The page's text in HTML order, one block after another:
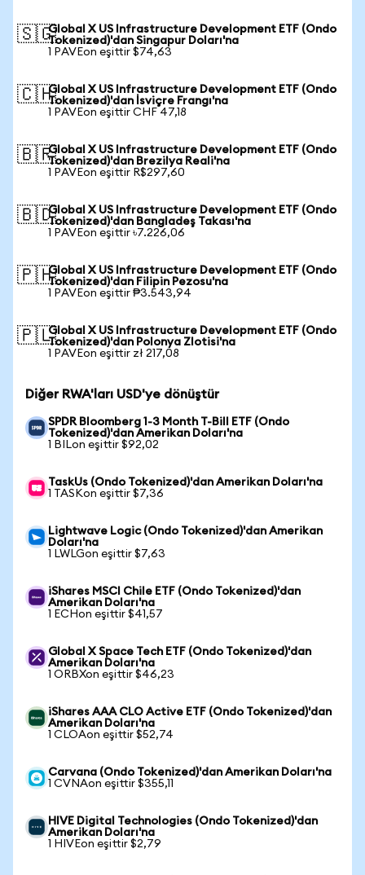
🇸🇬Global X US Infrastructure Development ETF (Ondo
Tokenized)'dan Singapur Doları'na
1 PAVEon eşittir $74,63
🇨🇭Global X US Infrastructure Development ETF (Ondo
Tokenized)'dan İsviçre Frangı'na
1 PAVEon eşittir CHF 47,18
🇧🇷Global X US Infrastructure Development ETF (Ondo
Tokenized)'dan Brezilya Reali'na
1 PAVEon eşittir R$297,60
🇧🇩Global X US Infrastructure Development ETF (Ondo
Tokenized)'dan Bangladeş Takası'na
1 PAVEon eşittir ৳7.226,06
🇵🇭Global X US Infrastructure Development ETF (Ondo
Tokenized)'dan Filipin Pezosu'na
1 PAVEon eşittir ₱3.543,94
🇵🇱Global X US Infrastructure Development ETF (Ondo
Tokenized)'dan Polonya Zlotisi'na
1 PAVEon eşittir zł 217,08
Diğer RWA'ları USD'ye dönüştür
SPDR Bloomberg 1-3 Month T-Bill ETF (Ondo
Tokenized)'dan Amerikan Doları'na
1 BILon eşittir $92,02
TaskUs (Ondo Tokenized)'dan Amerikan Doları'na
1 TASKon eşittir $7,36
Lightwave Logic (Ondo Tokenized)'dan Amerikan
Doları'na
1 LWLGon eşittir $7,63
iShares MSCI Chile ETF (Ondo Tokenized)'dan
Amerikan Doları'na
1 ECHon eşittir $41,57
Global X Space Tech ETF (Ondo Tokenized)'dan
Amerikan Doları'na
1 ORBXon eşittir $46,23
iShares AAA CLO Active ETF (Ondo Tokenized)'dan
Amerikan Doları'na
1 CLOAon eşittir $52,74
Carvana (Ondo Tokenized)'dan Amerikan Doları'na
1 CVNAon eşittir $355,11
HIVE Digital Technologies (Ondo Tokenized)'dan
Amerikan Doları'na
1 HIVEon eşittir $2,79